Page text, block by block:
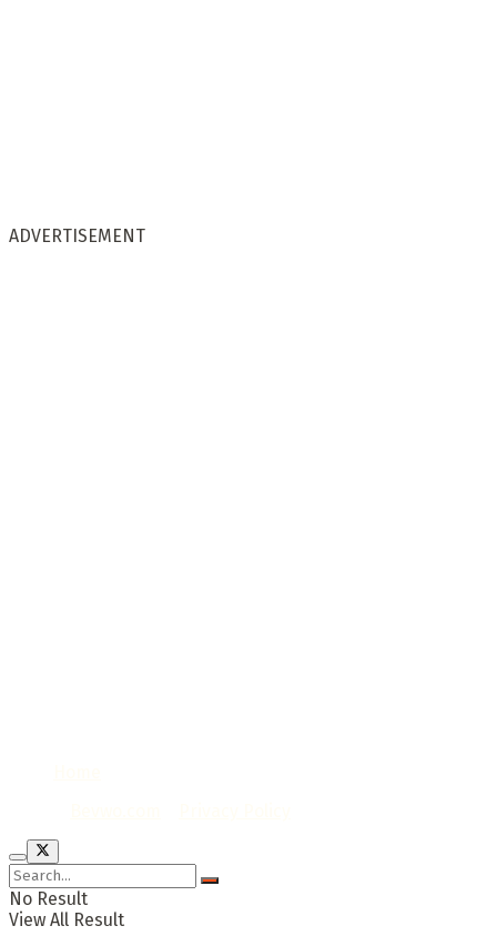
ADVERTISEMENT
No Result
View All Result